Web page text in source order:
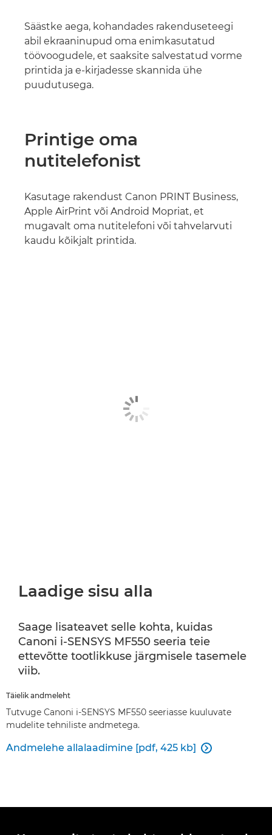
Säästke aega, kohandades rakenduseteegi
abil ekraaninupud oma enimkasutatud
töövoogudele, et saaksite salvestatud vorme
printida ja e-kirjadesse skannida ühe
puudutusega.
Printige oma
nutitelefonist
Kasutage rakendust Canon PRINT Business,
Apple AirPrint või Android Mopriat, et
mugavalt oma nutitelefoni või tahvelarvuti
kaudu kõikjalt printida.
Laadige sisu alla
Saage lisateavet selle kohta, kuidas
Canoni i-SENSYS MF550 seeria teie
ettevõtte tootlikkuse järgmisele tasemele
viib.
Täielik andmeleht
Tutvuge Canoni i-SENSYS MF550 seeriasse kuuluvate
mudelite tehniliste andmetega.
Andmelehe allalaadimine [pdf, 425 kb] 